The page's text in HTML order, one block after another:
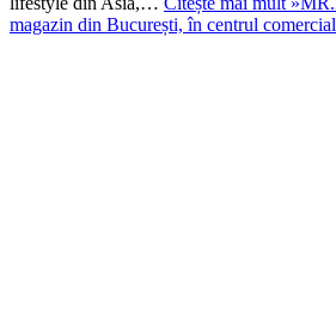
magazin din București, în centrul